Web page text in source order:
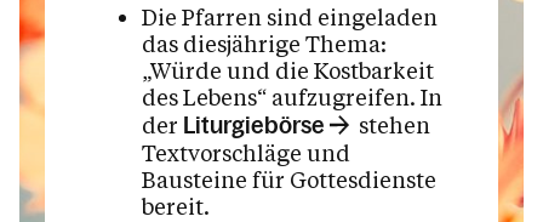
Die Pfarren sind eingeladen
das diesjährige Thema:
„Würde und die Kostbarkeit
des Lebens“ aufzugreifen. In
der Liturgiebörse
stehen
Textvorschläge und
Bausteine für Gottesdienste
bereit.